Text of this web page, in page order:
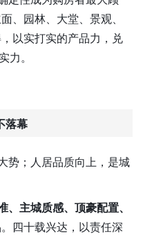
、园林、大堂、景观、
以实打实的产品力，兑
力。
落幕
；人居品质向上，是城
主城质感、顶豪配置、
。四十载兴达，以责任深